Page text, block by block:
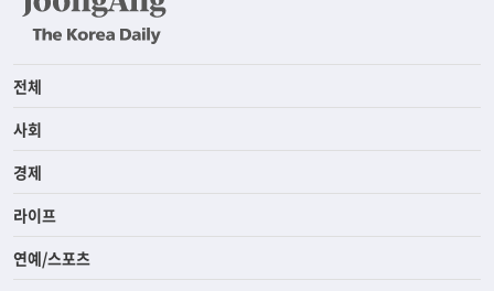
전체
사회
경제
라이프